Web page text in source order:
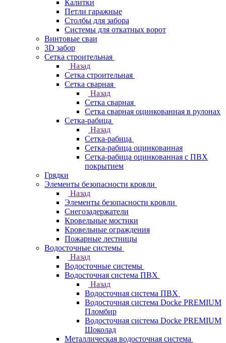
Калитки
Петли гаражные
Столбы для забора
Системы для откатных ворот
Винтовые сваи
3D забор
Сетка строительная
Назад
Сетка строительная
Сетка сварная
Назад
Сетка сварная
Сетка сварная оцинкованная в рулонах
Сетка-рабица
Назад
Сетка-рабица
Сетка-рабица оцинкованная
Сетка-рабица оцинкованная с ПВХ
покрытием
Грядки
Элементы безопасности кровли
Назад
Элементы безопасности кровли
Снегозадержатели
Кровельные мостики
Кровельные ограждения
Пожарные лестницы
Водосточные системы
Назад
Водосточные системы
Водосточная система ПВХ
Назад
Водосточная система ПВХ
Водосточная система Docke PREMIUM
Пломбир
Водосточная система Docke PREMIUM
Шоколад
Металлическая водосточная система